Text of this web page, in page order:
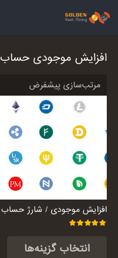
افزایش موجودی حساب
افزایش موجودی / شارژ حساب
امتیاز 5.00
انتخاب گزینه‌ها